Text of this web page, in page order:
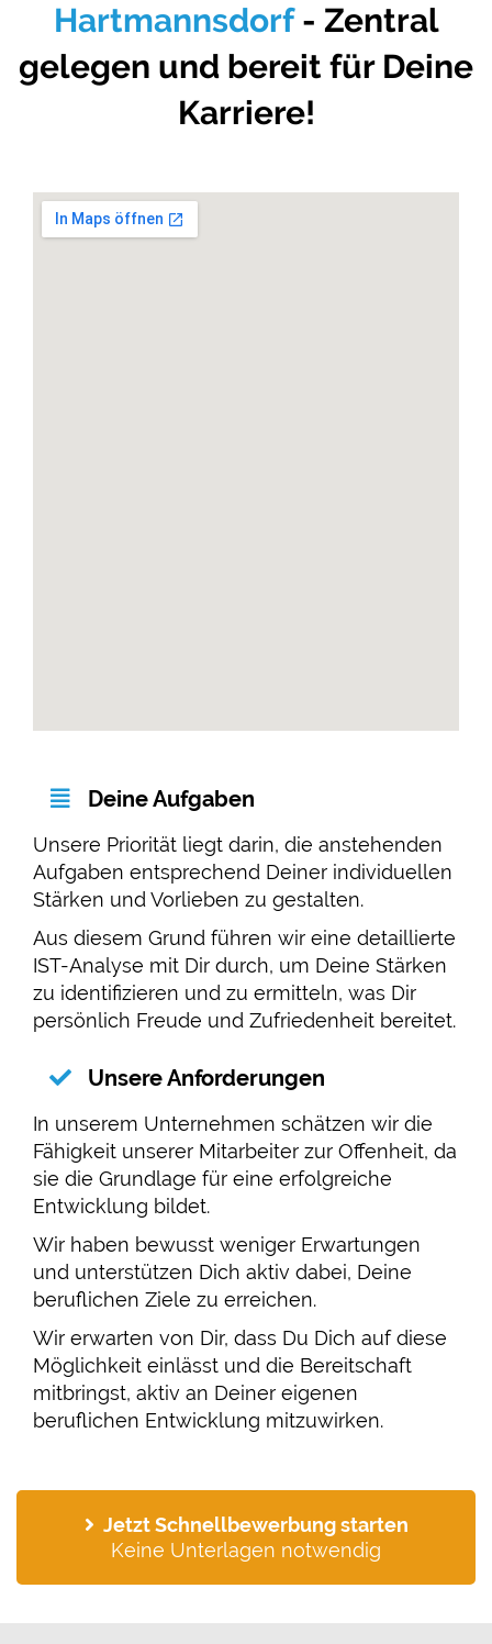
Hartmannsdorf - Zentral
gelegen und bereit für Deine
Karriere!
Deine Aufgaben
Unsere Priorität liegt darin, die anstehenden
Aufgaben entsprechend Deiner individuellen
Stärken und Vorlieben zu gestalten.
Aus diesem Grund führen wir eine detaillierte
IST-Analyse mit Dir durch, um Deine Stärken
zu identifizieren und zu ermitteln, was Dir
persönlich Freude und Zufriedenheit bereitet.
Unsere Anforderungen
In unserem Unternehmen schätzen wir die
Fähigkeit unserer Mitarbeiter zur Offenheit, da
sie die Grundlage für eine erfolgreiche
Entwicklung bildet.
Wir haben bewusst weniger Erwartungen
und unterstützen Dich aktiv dabei, Deine
beruflichen Ziele zu erreichen.
Wir erwarten von Dir, dass Du Dich auf diese
Möglichkeit einlässt und die Bereitschaft
mitbringst, aktiv an Deiner eigenen
beruflichen Entwicklung mitzuwirken.
Jetzt Schnellbewerbung starten
Keine Unterlagen notwendig